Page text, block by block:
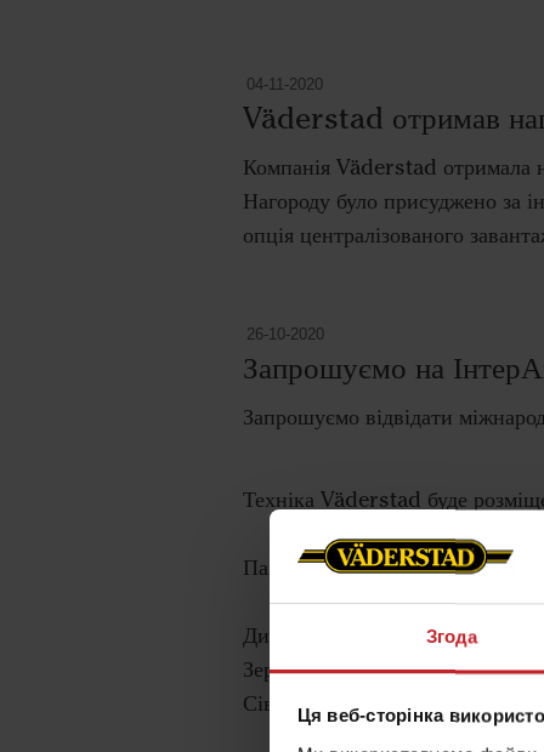
Згода
Ця веб-сторінка
04-11-2020
Väderstad отримав
Компанія Väderstad отримала
Нагороду було присуджено за
опція централізованого
26-10-2020
Запрошуємо на
Запрошуємо відвідати
Техніка Väderstad буде
Павільйон 3С стенд № 221
Дискові культиватори Carrier
Зернові сівалки Rapid 400C,
Сівалки точного висіву Tempo